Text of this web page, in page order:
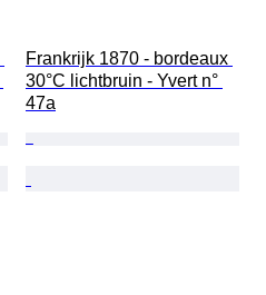
Frankrijk 1870 - bordeaux
30°C lichtbruin - Yvert n°
47a